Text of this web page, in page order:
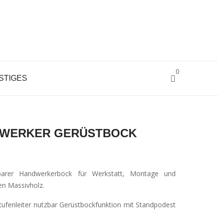
0
GERÜSTBOCK
Handwerkerbock für Werkstatt, Montage und
Massivholz.
nutzbar Gerüstbockfunktion mit Standpodest